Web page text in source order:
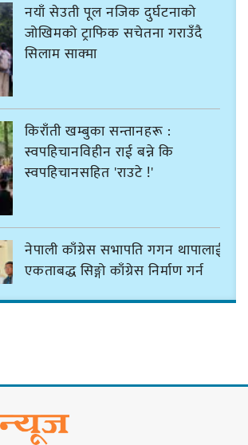
नयाँ सेउती पूल नजिक दुर्घटनाको
जोखिमको ट्राफिक सचेतना गराउँदै
सिलाम साक्मा
किराँती खम्बुका सन्तानहरू :
स्वपहिचानविहीन राई बन्ने कि
स्वपहिचानसहित 'राउटे !'
नेपाली काँग्रेस सभापति गगन थापालाई
एकताबद्ध सिङ्गो काँग्रेस निर्माण गर्न
बास्केटबलको उपाधि
प्रभातलाई,पाराडाइज उपविजेतामा
सीमित